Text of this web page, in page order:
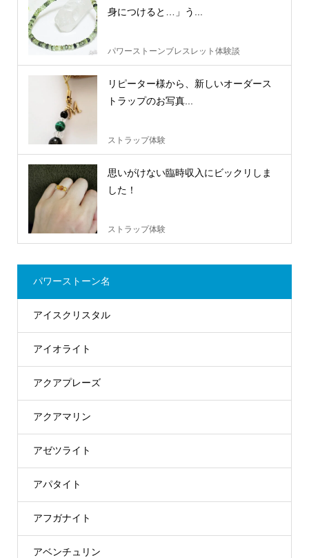
身につけると…」う...
パワーストーンブレスレット体験談
リピーター様から、新しいオーダース
トラップのお写真...
ストラップ体験
思いがけない臨時収入にビックリしま
した！
ストラップ体験
パワーストーン名
アイスクリスタル
アイオライト
アクアプレーズ
アクアマリン
アゼツライト
アパタイト
アフガナイト
アベンチュリン